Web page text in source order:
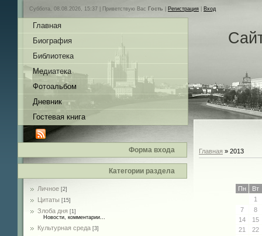
Суббота, 08.08.2026, 15:37 | Приветствую Вас Гость Регистрация Вход
Главная
Биография
Библиотека
Медиатека
Фотоальбом
Дневник
Гостевая книга
Форма входа
Категории раздела
Личное [2]
Цитаты [15]
Злоба дня [1]
Новости, комментарии...
Культурная среда [3]
Главная » 2013
Пн
Вт
1
7
8
14
15
21
22